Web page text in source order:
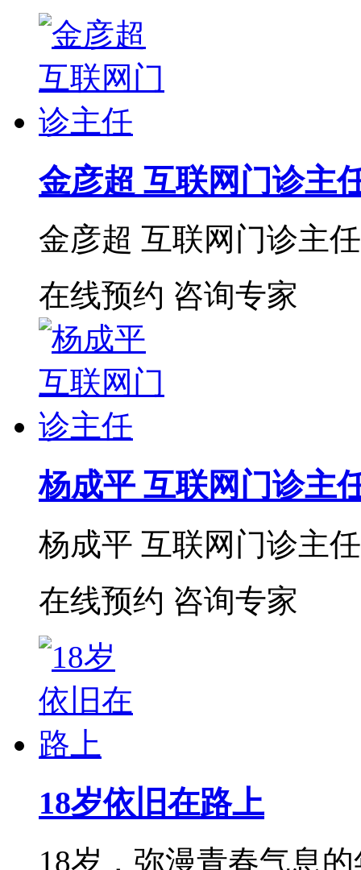
金彦超 互联网门诊主
金彦超 互联网门诊主
在线预约 咨询专家
杨成平 互联网门诊主
杨成平 互联网门诊主
在线预约 咨询专家
18岁依旧在路上
18岁，弥漫青春气息